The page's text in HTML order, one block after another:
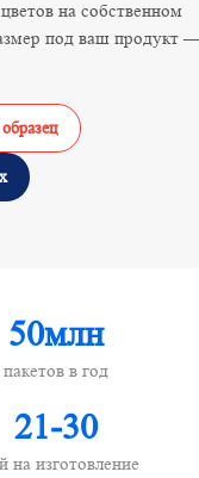
на собственном
под ваш продукт
50млн
пакетов в год
21-30
на изготовление